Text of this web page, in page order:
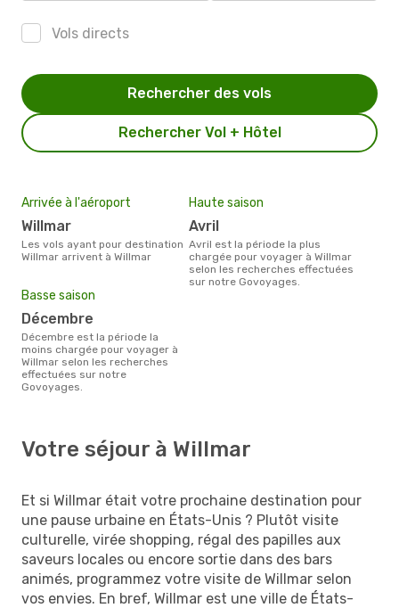
Vols directs
Rechercher Vol + Hôtel
Rechercher des vols
Arrivée à l'aéroport
Willmar
Les vols ayant pour destination
Willmar arrivent à Willmar
Haute saison
avril
avril est la période la plus
chargée pour voyager à Willmar
selon les recherches effectuées
sur notre Govoyages.
Basse saison
décembre
décembre est la période la
moins chargée pour voyager à
Willmar selon les recherches
effectuées sur notre
Govoyages.
Votre séjour à Willmar
Et si Willmar était votre prochaine destination pour
une pause urbaine en États-Unis ? Plutôt visite
culturelle, virée shopping, régal des papilles aux
saveurs locales ou encore sortie dans des bars
animés, programmez votre visite de Willmar selon
vos envies. En bref, Willmar est une ville de États-